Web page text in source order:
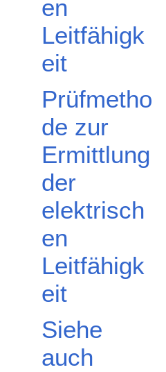
en
Leitfähigk
eit
Prüfmetho
de zur
Ermittlung
der
elektrisch
en
Leitfähigk
eit
Siehe
auch